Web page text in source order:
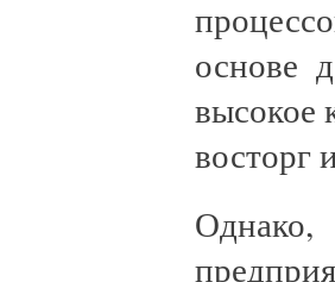
основе
высокое
восторг